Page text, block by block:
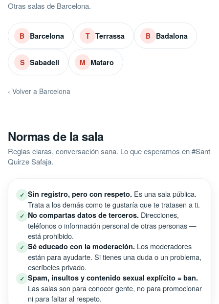
Otras salas de Barcelona.
B Barcelona T Terrassa B Badalona
S Sabadell M Mataro
‹ Volver a Barcelona
Normas de la sala
Reglas claras, conversación sana. Lo que esperamos en #Sant
Quirze Safaja.
✓ Sin registro, pero con respeto. Es una sala pública.
Trata a los demás como te gustaría que te tratasen a ti.
✓ No compartas datos de terceros. Direcciones,
teléfonos o información personal de otras personas —
está prohibido.
✓ Sé educado con la moderación. Los moderadores
están para ayudarte. Si tienes una duda o un problema,
escríbeles privado.
✓ Spam, insultos y contenido sexual explícito = ban.
Las salas son para conocer gente, no para promocionar
ni para faltar al respeto.